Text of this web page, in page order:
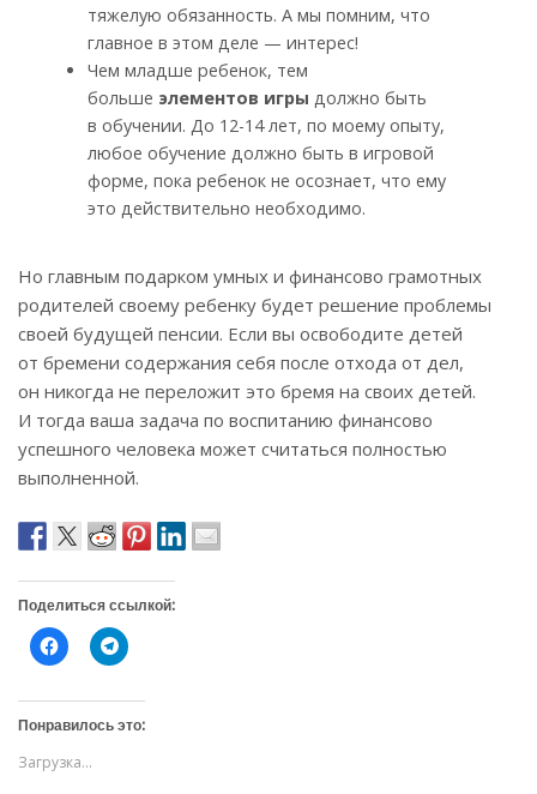
тяжелую обязанность. А мы помним, что
главное в этом деле — интерес!
Чем младше ребенок, тем
больше элементов игры должно быть
в обучении. До 12-14 лет, по моему опыту,
любое обучение должно быть в игровой
форме, пока ребенок не осознает, что ему
это действительно необходимо.
Но главным подарком умных и финансово грамотных
родителей своему ребенку будет решение проблемы
своей будущей пенсии. Если вы освободите детей
от бремени содержания себя после отхода от дел,
он никогда не переложит это бремя на своих детей.
И тогда ваша задача по воспитанию финансово
успешного человека может считаться полностью
выполненной.
Поделиться ссылкой:
Н
а
и
т
е
ч
Н
а
и
т
е
Понравилось это:
Загрузка...